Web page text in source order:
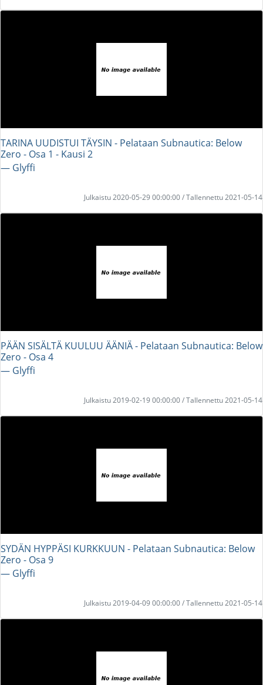
TARINA UUDISTUI TÄYSIN - Pelataan Subnautica: Below
Zero - Osa 1 - Kausi 2
― Glyffi
Julkaistu 2020-05-29 00:00:00 / Tallennettu 2021-05-14
PÄÄN SISÄLTÄ KUULUU ÄÄNIÄ - Pelataan Subnautica: Below
Zero - Osa 4
― Glyffi
Julkaistu 2019-02-19 00:00:00 / Tallennettu 2021-05-14
SYDÄN HYPPÄSI KURKKUUN - Pelataan Subnautica: Below
Zero - Osa 9
― Glyffi
Julkaistu 2019-04-09 00:00:00 / Tallennettu 2021-05-14